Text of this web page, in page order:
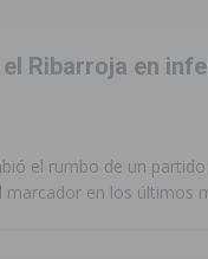
Ribarroja en
el rumbo de un
marcador en los últimos